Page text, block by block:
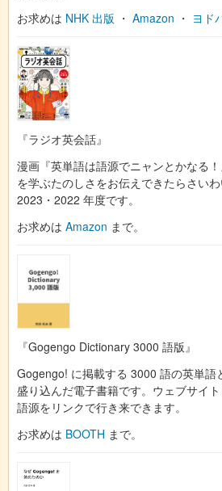
お求めは NHK 出版 ・ Amazon ・ ヨド
『ラジオ英会話』
漫画『英単語は語源でニャンとかなる
を学ぶたのしさをお伝えできたらさい
2023・2022 年度です。
お求めは Amazon まで。
『Gogengo Dictionary 3000 語版』
Gogengo! に掲載する 3000 語の英単語
盛り込んだ電子書籍です。ウェブサイ
語源をリンクで行き来できます。
お求めは BOOTH まで。